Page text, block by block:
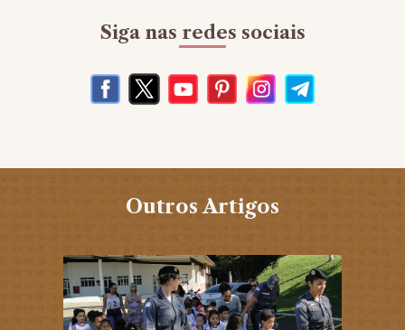
Siga nas redes sociais
Outros Artigos